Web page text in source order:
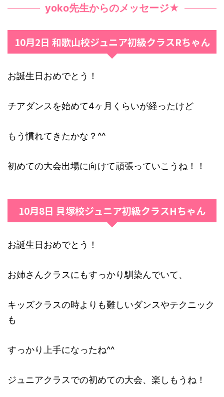
yoko先生からのメッセージ★
10月2日 和歌山校ジュニア初級クラスRちゃん
お誕生日おめでとう！
チアダンスを始めて4ヶ月くらいが経ったけど
もう慣れてきたかな？^^
初めての大会出場に向けて頑張っていこうね！！
10月8日 貝塚校ジュニア初級クラスHちゃん
お誕生日おめでとう！
お姉さんクラスにもすっかり馴染んでいて、
キッズクラスの時よりも難しいダンスやテクニック
も
すっかり上手になったね^^
ジュニアクラスでの初めての大会、楽しもうね！